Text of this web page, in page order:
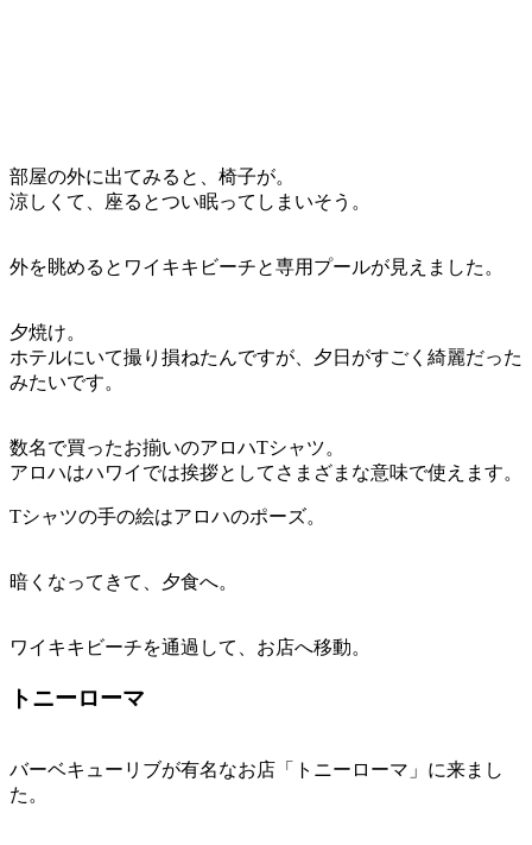
部屋の外に出てみると、椅子が。
涼しくて、座るとつい眠ってしまいそう。
外を眺めるとワイキキビーチと専用プールが見えました。
夕焼け。
ホテルにいて撮り損ねたんですが、夕日がすごく綺麗だった
みたいです。
数名で買ったお揃いのアロハTシャツ。
アロハはハワイでは挨拶としてさまざまな意味で使えます。
Tシャツの手の絵はアロハのポーズ。
暗くなってきて、夕食へ。
ワイキキビーチを通過して、お店へ移動。
トニーローマ
バーベキューリブが有名なお店「トニーローマ」に来まし
た。